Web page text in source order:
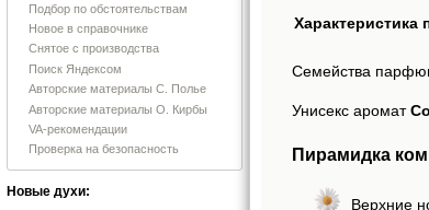
Подбор по обстоятельствам
Новое в справочнике
Снятое с производства
Поиск Яндексом
Авторские материалы С. Полье
Авторские материалы О. Кирбы
VA-рекомендации
Проверка на безопасность
Новые духи:
Семейства
Унисекс аромат
Пирамидка
Верхние